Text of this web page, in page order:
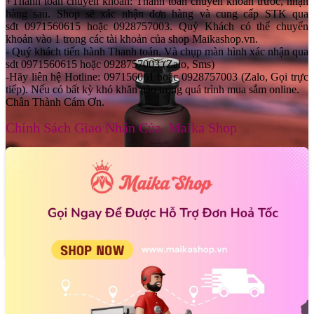
- Xem thêm : Nước Hoa Unisex Louis Vuitton Ombre Nomade EDP
hàng sau. Shop sẽ xác nhận đơn hàng và cung cấp STK qua
sđt 0971560615 hoặc 0928757003. Quý Khách có thể chuyển
khoản vào 1 trong các tài khoản của shop Maikashop.vn.
- Quý khách tiến hành Thanh toán. Và chụp màn hình xác nhận qua
sdt 0971560615 hoặc 0928757003 (Zalo, Sms)
-Hãy liên hệ Hotline: 097156061 hoặc 0928757003 (Zalo, Gọi trực
tiếp). Nếu có bất kỳ khó khăn nào trong quá trình mua sắm online.
Chân Thành Cám Ơn.
Chính Sách Giao Nhận Của Maika Shop